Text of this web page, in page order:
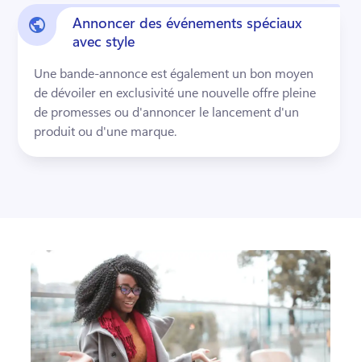
Annoncer des événements spéciaux
avec style
Une bande-annonce est également un bon moyen
de dévoiler en exclusivité une nouvelle offre pleine
de promesses ou d'annoncer le lancement d'un
produit ou d'une marque.